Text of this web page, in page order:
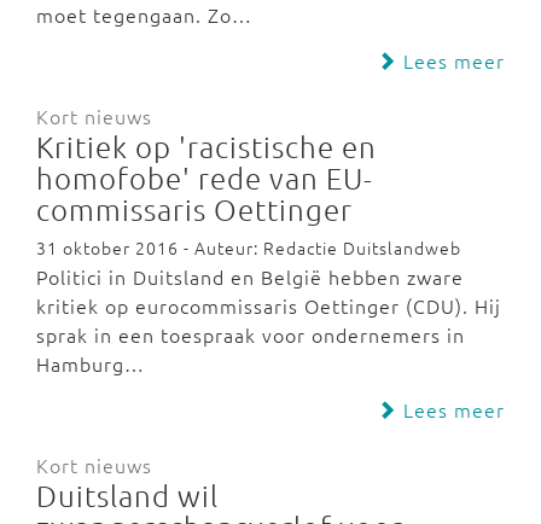
moet tegengaan. Zo…
Lees meer
Kort nieuws
Kritiek op 'racistische en
homofobe' rede van EU-
commissaris Oettinger
31 oktober 2016 - Auteur: Redactie Duitslandweb
Politici in Duitsland en België hebben zware
kritiek op eurocommissaris Oettinger (CDU). Hij
sprak in een toespraak voor ondernemers in
Hamburg…
Lees meer
Kort nieuws
Duitsland wil